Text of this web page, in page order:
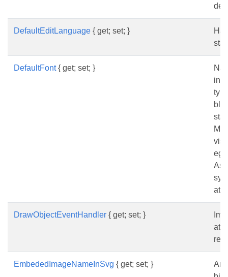
DefaultEditLanguage { get; set; }
DefaultFont{ get; set; }
att
DrawObjectEventHandler { get; set; }
att
EmbededImageNameInSvg { get; set; }